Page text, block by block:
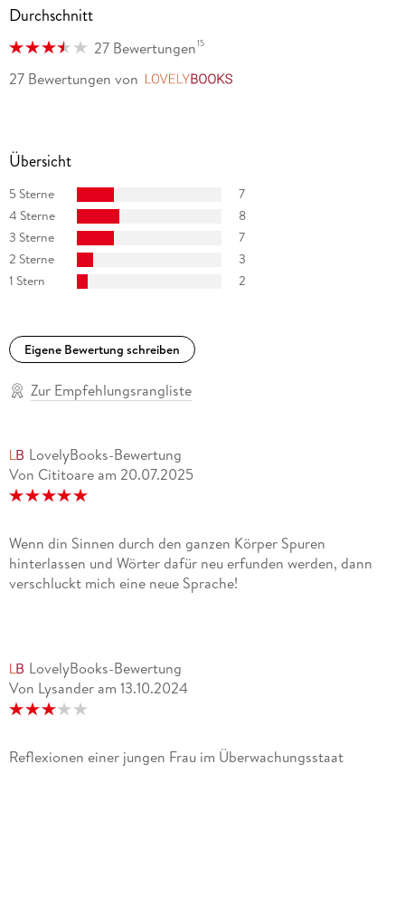
Durchschnitt
27 Bewertungen15
27 Bewertungen von
Übersicht
5 Sterne
7
4 Sterne
8
3 Sterne
7
2 Sterne
3
1 Stern
2
Eigene Bewertung schreiben
Zur Empfehlungsrangliste
LovelyBooks-Bewertung
Von Cititoare am 20.07.2025
Wenn din Sinnen durch den ganzen Körper Spuren
hinterlassen und Wörter dafür neu erfunden werden, dann
verschluckt mich eine neue Sprache!
LovelyBooks-Bewertung
Von Lysander am 13.10.2024
Reflexionen einer jungen Frau im Überwachungsstaat